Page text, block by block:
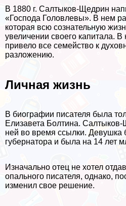
В 1880 г. Салтыков-Щедрин
«Господа Головлевы». В нем
которая всю сознательную
увеличении своего капитала. В
привело все семейство к
разложению.
Личная жизнь
В биографии писателя была
Елизавета Болтина.
ней во время ссылки. Дeвyшка
губернатора и была на 14 лет
Изначально отец не хотел
опального писателя, однако,
изменил свое решение.